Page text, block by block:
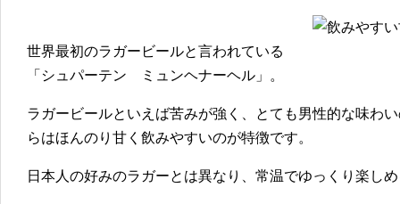
世界最初のラガービールと言われている
「シュパーテン ミュンヘナーヘル」。
ラガービールといえば苦みが強く、とても男性的な味わ
らはほんのり甘く飲みやすいのが特徴です。
日本人の好みのラガーとは異なり、常温でゆっくり楽し